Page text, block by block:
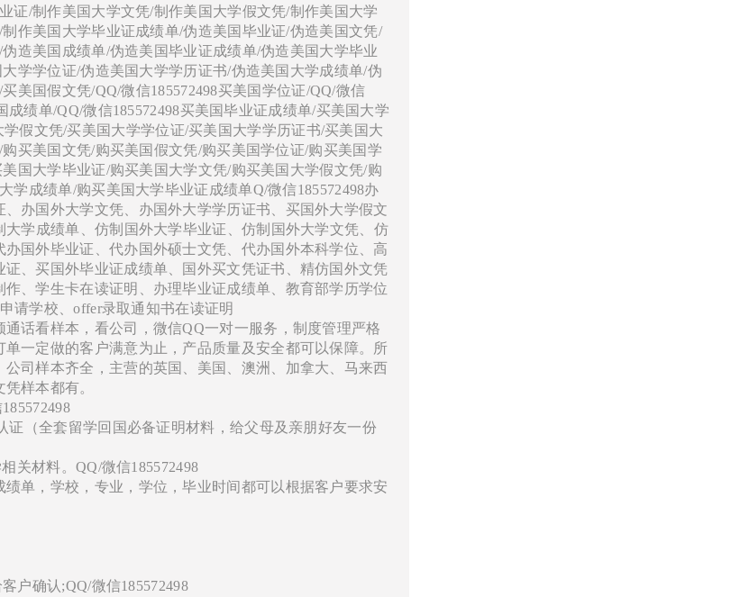
证/制作美国大学文凭/制作美国大学假文凭/制作美国大学
作美国大学毕业证成绩单/伪造美国毕业证/伪造美国文凭/
造美国成绩单/伪造美国毕业证成绩单/伪造美国大学毕业
学学位证/伪造美国大学学历证书/伪造美国大学成绩单/伪
美国假文凭/QQ/微信185572498买美国学位证/QQ/微信
成绩单/QQ/微信185572498买美国毕业证成绩单/买美国大学
假文凭/买美国大学学位证/买美国大学学历证书/买美国大
买美国文凭/购买美国假文凭/购买美国学位证/购买美国学
国大学毕业证/购买美国大学文凭/购买美国大学假文凭/购
成绩单/购买美国大学毕业证成绩单Q/微信185572498办
办国外大学文凭、办国外大学学历证书、买国外大学假文
学成绩单、仿制国外大学毕业证、仿制国外大学文凭、仿
国外毕业证、代办国外硕士文凭、代办国外本科学位、高
、买国外毕业证成绩单、国外买文凭证书、精仿国外文凭
、学生卡在读证明、办理毕业证成绩单、教育部学历学位
请学校、offer录取通知书在读证明
话看样本，看公司，微信QQ一对一服务，制度管理严格
一定做的客户满意为止，产品质量及安全都可以保障。所
司样本齐全，主营的英国、美国、澳洲、加拿大、马来西
样本都有。
（全套留学回国必备证明材料，给父母及亲朋好友一份
关材料。QQ/微信185572498
单，学校，专业，学位，毕业时间都可以根据客户要求安
户确认;QQ/微信185572498